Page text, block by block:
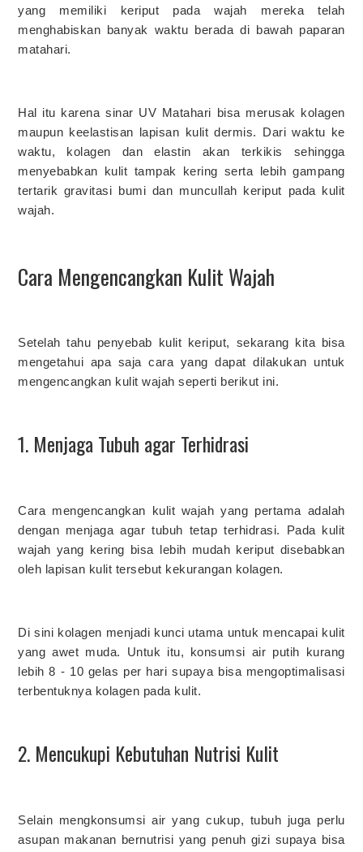
yang memiliki keriput pada wajah mereka telah
menghabiskan banyak waktu berada di bawah paparan
matahari.
Hal itu karena sinar UV Matahari bisa merusak kolagen
maupun keelastisan lapisan kulit dermis. Dari waktu ke
waktu, kolagen dan elastin akan terkikis sehingga
menyebabkan kulit tampak kering serta lebih gampang
tertarik gravitasi bumi dan muncullah keriput pada kulit
wajah.
Cara Mengencangkan Kulit Wajah
Setelah tahu penyebab kulit keriput, sekarang kita bisa
mengetahui apa saja cara yang dapat dilakukan untuk
mengencangkan kulit wajah seperti berikut ini.
1. Menjaga Tubuh agar Terhidrasi
Cara mengencangkan kulit wajah yang pertama adalah
dengan menjaga agar tubuh tetap terhidrasi. Pada kulit
wajah yang kering bisa lebih mudah keriput disebabkan
oleh lapisan kulit tersebut kekurangan kolagen.
Di sini kolagen menjadi kunci utama untuk mencapai kulit
yang awet muda. Untuk itu, konsumsi air putih kurang
lebih 8 - 10 gelas per hari supaya bisa mengoptimalisasi
terbentuknya kolagen pada kulit.
2. Mencukupi Kebutuhan Nutrisi Kulit
Selain mengkonsumsi air yang cukup, tubuh juga perlu
asupan makanan bernutrisi yang penuh gizi supaya bisa